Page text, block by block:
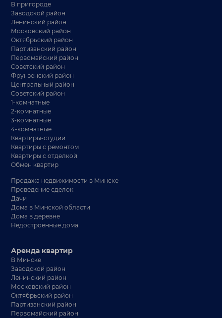
В пригороде
Заводской район
Ленинский район
Московский район
Октябрьский район
Партизанский район
Первомайский район
Советский район
Фрунзенский район
Центральный район
Советский район
1-комнатные
2-комнатные
3-комнатные
4-комнатные
Квартиры-студии
Квартиры с ремонтом
Квартиры с отделкой
Обмен квартир
Продажа недвижимости в Минске
Проведение сделок
Дачи
Дома в Минской области
Дома в деревне
Недостроенные дома
Аренда квартир
В Минске
Заводской район
Ленинский район
Московский район
Октябрьский район
Партизанский район
Первомайский район